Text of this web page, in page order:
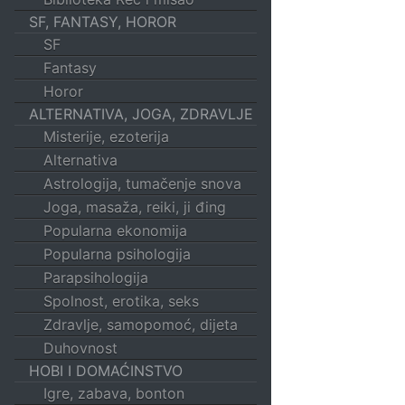
SF, FANTASY, HOROR
SF
Fantasy
Horor
ALTERNATIVA, JOGA, ZDRAVLJE
Misterije, ezoterija
Alternativa
Astrologija, tumačenje snova
Joga, masaža, reiki, ji đing
Popularna ekonomija
Popularna psihologija
Parapsihologija
Spolnost, erotika, seks
Zdravlje, samopomoć, dijeta
Duhovnost
HOBI I DOMAĆINSTVO
Igre, zabava, bonton